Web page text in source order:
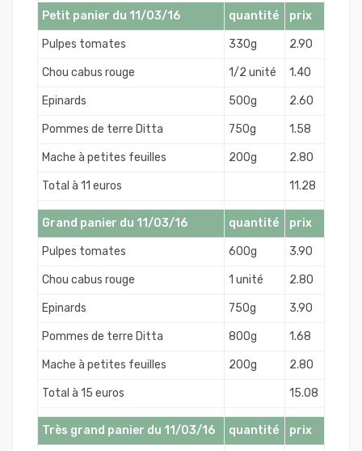
Petit panier du 11/03/16 quantité prix
Pulpes tomates 330g 2.90
Chou cabus rouge 1/2 unité 1.40
Epinards 500g 2.60
Pommes de terre Ditta 750g 1.58
Mache à petites feuilles 200g 2.80
Total à 11 euros 11.28
Grand panier du 11/03/16 quantité prix
Pulpes tomates 600g 3.90
Chou cabus rouge 1 unité 2.80
Epinards 750g 3.90
Pommes de terre Ditta 800g 1.68
Mache à petites feuilles 200g 2.80
Total à 15 euros 15.08
Très grand panier du 11/03/16 quantité prix